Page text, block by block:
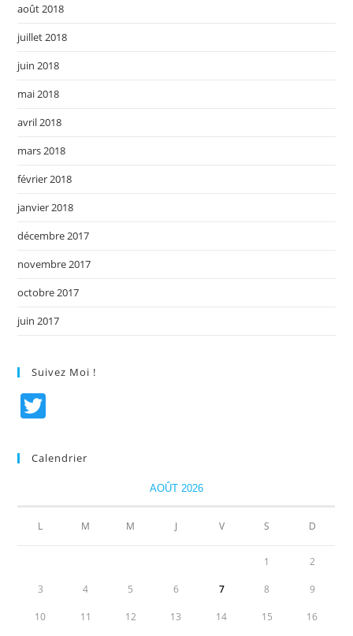
août 2018
juillet 2018
juin 2018
mai 2018
avril 2018
mars 2018
février 2018
janvier 2018
décembre 2017
novembre 2017
octobre 2017
juin 2017
Suivez Moi !
itt
Calendrier
AOÛT 2026
L M M J V S D
1 2
3 4 5 6 7 8 9
10 11 12 13 14 15 16